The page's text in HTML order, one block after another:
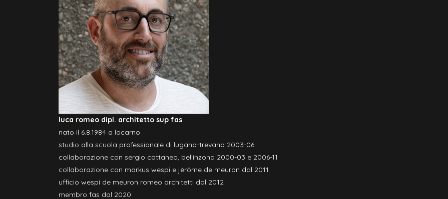
luca romeo dipl. architetto sup fas
nato il 6.8.1984 a locarno
studio alla scuola professionale di lugano-trevano 2003-06
collaborazione con sergio cattaneo, bellinzona 2000-03 e 2006-11
collaborazione con markus wespi e jérôme de meuron dal 2011
ufficio wespi de meuron romeo architetti dal 2012
membro fas dal 2020